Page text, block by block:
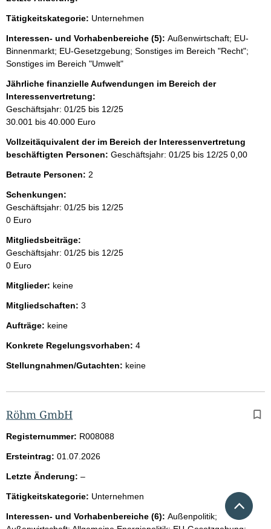
e
r
Tätigkeitskategorie: Unternehmen
Interessen- und Vorhabenbereiche (5): Außenwirtschaft; EU-
Binnenmarkt; EU-Gesetzgebung; Sonstiges im Bereich "Recht";
Sonstiges im Bereich "Umwelt"
Jährliche finanzielle Aufwendungen im Bereich der
Interessenvertretung:
Geschäftsjahr: 01/25 bis 12/25
30.001 bis 40.000 Euro
Vollzeitäquivalent der im Bereich der Interessenvertretung
beschäftigten Personen: Geschäftsjahr: 01/25 bis 12/25 0,00
Betraute Personen: 2
Schenkungen:
Geschäftsjahr: 01/25 bis 12/25
0 Euro
Mitgliedsbeiträge:
Geschäftsjahr: 01/25 bis 12/25
0 Euro
Mitglieder: keine
Mitgliedschaften: 3
Aufträge: keine
Konkrete Regelungsvorhaben: 4
Stellungnahmen/Gutachten: keine
Röhm GmbH
Registernummer: R008088
Ersteintrag: 01.07.2026
Letzte Änderung: –l
e
r
Tätigkeitskategorie: Unternehmen
Interessen- und Vorhabenbereiche (6): Außenpolitik;